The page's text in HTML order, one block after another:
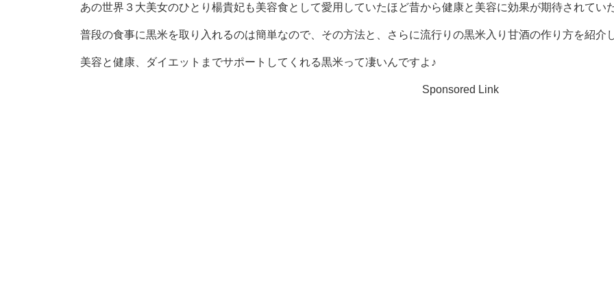
あの世界３大美女のひとり楊貴妃も美容食として愛用していたほど昔から健康と美容に効果が期待されてい
普段の食事に黒米を取り入れるのは簡単なので、その方法と、さらに流行りの黒米入り甘酒の作り方を紹介
美容と健康、ダイエットまでサポートしてくれる黒米って凄いんですよ♪
Sponsored Link